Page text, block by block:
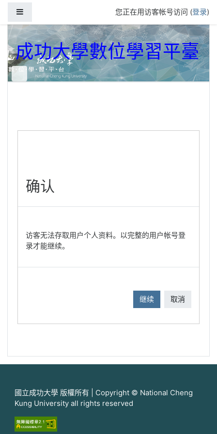
您正在用访客帐号访问 (登录)
成功大學數位學習平臺
确认
访客无法存取用户个人资料。以完整的用户帐号登
录才能继续。
继续 取消
國立成功大學 版權所有 | Copyright © National Cheng
Kung University all rights reserved